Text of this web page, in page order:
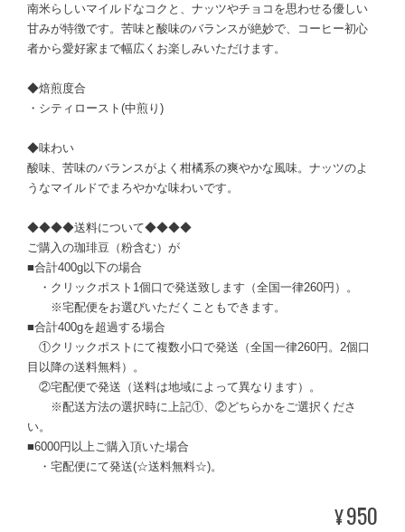
南米らしいマイルドなコクと、ナッツやチョコを思わせる優しい
甘みが特徴です。苦味と酸味のバランスが絶妙で、コーヒー初心
者から愛好家まで幅広くお楽しみいただけます。
◆焙煎度合
・シティロースト(中煎り)
◆味わい
酸味、苦味のバランスがよく柑橘系の爽やかな風味。ナッツのよ
うなマイルドでまろやかな味わいです。
◆◆◆◆送料について◆◆◆◆
ご購入の珈琲豆（粉含む）が
■合計400g以下の場合
・クリックポスト1個口で発送致します（全国一律260円）。
※宅配便をお選びいただくこともできます。
■合計400gを超過する場合
①クリックポストにて複数小口で発送（全国一律260円。2個口
目以降の送料無料）。
②宅配便で発送（送料は地域によって異なります）。
※配送方法の選択時に上記①、②どちらかをご選択くださ
い。
■6000円以上ご購入頂いた場合
・宅配便にて発送(☆送料無料☆)。
¥950